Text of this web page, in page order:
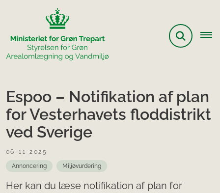
Espoo – Notifikation af plan
for Vesterhavets floddistrikt
ved Sverige
06-11-2025
Annoncering Miljøvurdering
Her kan du læse notifikation af plan for